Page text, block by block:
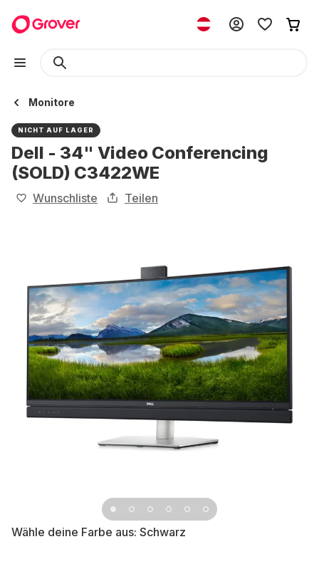
Monitore
NICHT AUF LAGER
Dell - 34" Video Conferencing
(SOLD) C3422WE
Wunschliste Teilen
Wähle deine Farbe aus: Schwarz